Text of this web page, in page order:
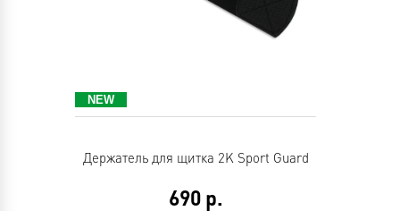
Держатель для щитка 2K Sport Guard
690р.